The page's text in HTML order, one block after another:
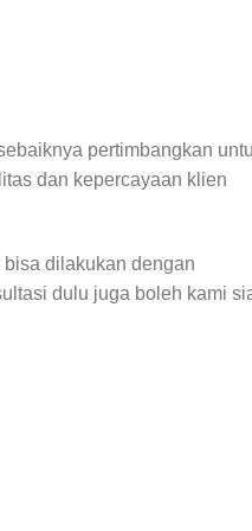
pertimbangkan
dan kepercayaan klien
dilakukan dengan
dulu juga boleh kami